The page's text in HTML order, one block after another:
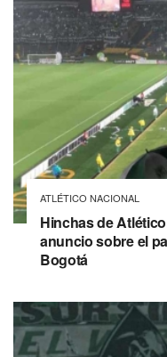
ATLÉTICO NACIONAL
Hinchas de
anuncio sobre el
Bogotá